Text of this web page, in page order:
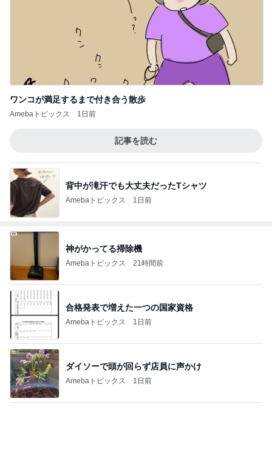
ワンコが満足するまで付き合う散歩
Amebaトピックス 1日前
記事を読む
背中が滝汗でも大丈夫だったTシャツ
Amebaトピックス 1日前
神がかってる掃除機
Amebaトピックス 21時間前
合格発表で増えた一つの国家資格
Amebaトピックス 1日前
ダイソーで頭が回らず店員に声かけ
Amebaトピックス 1日前